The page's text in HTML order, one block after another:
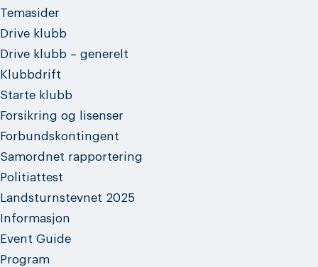
Temasider
Drive klubb
Drive klubb – generelt
Klubbdrift
Starte klubb
Forsikring og lisenser
Forbundskontingent
Samordnet rapportering
Politiattest
Landsturnstevnet 2025
Informasjon
Event Guide
Program